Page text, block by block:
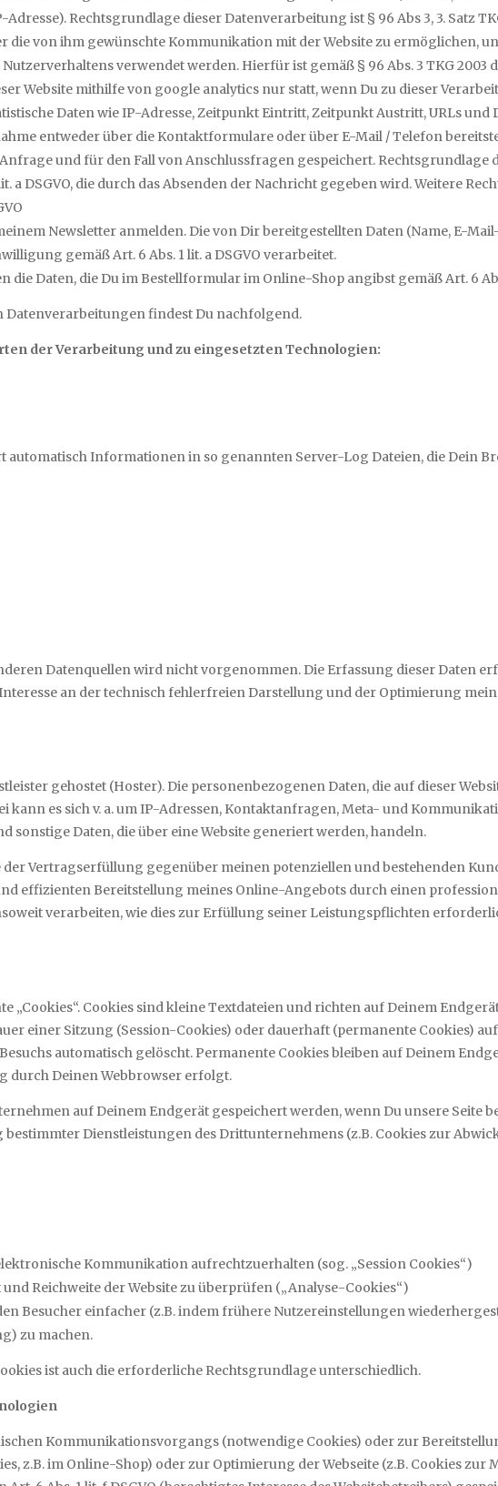
Rechtsgrundlage dieser Datenverarbeitung ist § 96 Abs 3, 3. Satz
von ihm gewünschte Kommunikation mit der Website zu ermöglichen,
verwendet werden. Hierfür ist gemäß § 96 Abs. 3 TKG
Website mithilfe von google analytics nur statt, wenn Du zu dieser
Daten wie IP-Adresse, Zeitpunkt Eintritt, Zeitpunkt Austritt, URLs und
entweder über die Kontaktformulare oder über E-Mail / Telefon
und für den Fall von Anschlussfragen gespeichert. Rechtsgrundlage
a DSGVO, die durch das Absenden der Nachricht gegeben wird. Weitere
Newsletter anmelden. Die von Dir bereitgestellten Daten (Name, E-
gemäß Art. 6 Abs. 1 lit. a DSGVO verarbeitet.
Daten, die Du im Bestellformular im Online-Shop angibst gemäß Art. 6
Datenverarbeitungen findest Du nachfolgend.
der Verarbeitung und zu eingesetzten Technologien:
automatisch Informationen in so genannten Server-Log Dateien, die Dein
Datenquellen wird nicht vorgenommen. Die Erfassung dieser Daten
Interesse an der technisch fehlerfreien Darstellung und der Optimierung
gehostet (Hoster). Die personenbezogenen Daten, die auf dieser
kann es sich v. a. um IP-Adressen, Kontaktanfragen, Meta- und
sonstige Daten, die über eine Website generiert werden, handeln.
Vertragserfüllung gegenüber meinen potenziellen und bestehenden
effizienten Bereitstellung meines Online-Angebots durch einen
verarbeiten, wie dies zur Erfüllung seiner Leistungspflichten
Cookies sind kleine Textdateien und richten auf Deinem
einer Sitzung (Session-Cookies) oder dauerhaft (permanente Cookies)
automatisch gelöscht. Permanente Cookies bleiben auf Deinem
durch Deinen Webbrowser erfolgt.
auf Deinem Endgerät gespeichert werden, wenn Du unsere Seite
Dienstleistungen des Drittunternehmens (z.B. Cookies zur
Kommunikation aufrechtzuerhalten (sog. „Session Cookies“)
Reichweite der Website zu überprüfen („Analyse-Cookies“)
Besucher einfacher (z.B. indem frühere Nutzereinstellungen
zu machen.
ist auch die erforderliche Rechtsgrundlage unterschiedlich.
Kommunikationsvorgangs (notwendige Cookies) oder zur
z.B. im Online-Shop) oder zur Optimierung der Webseite (z.B. Cookies zur